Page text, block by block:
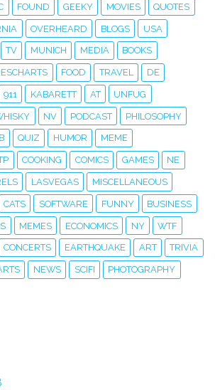
FOUND GEEKY MOVIES QUOTES
OVERHEARD BLOGS USA
TV MUNICH MEDIA BOOKS
FOOD TRAVEL DE
911 KABARETT AT UNFUG
NV PODCAST PHILOSOPHY
QUIZ HUMOR MEME
COOKING COMICS GAMES NE
LASVEGAS MISCELLANEOUS
CATS SOFTWARE FUNNY BUSINESS
MEMES ECONOMICS NY WTF
CONCERTS EARTHQUAKE ART TRIVIA
NEWS SCIFI PHOTOGRAPHY